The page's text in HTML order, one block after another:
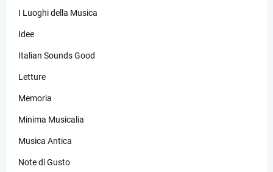
I Luoghi della Musica
Idee
Italian Sounds Good
Letture
Memoria
Minima Musicalia
Musica Antica
Note di Gusto